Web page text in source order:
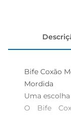
Bife Coxão
Mordida
Uma
O Bife